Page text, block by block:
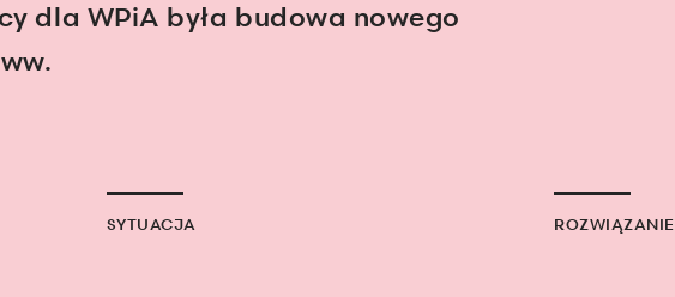
dla WPiA była budowa nowego
SYTUACJA ROZWIĄZANIE